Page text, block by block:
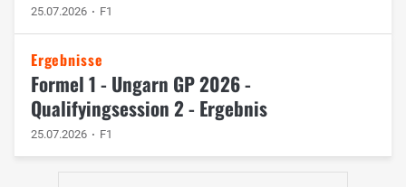
25.07.2026 F1
Ergebnisse
Formel 1 - Ungarn GP 2026 -
Qualifyingsession 2 - Ergebnis
25.07.2026 F1